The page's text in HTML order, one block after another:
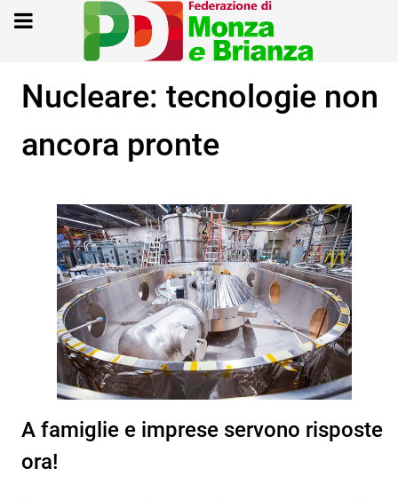
Nucleare: tecnologie non
ancora pronte
A famiglie e imprese servono risposte
ora!